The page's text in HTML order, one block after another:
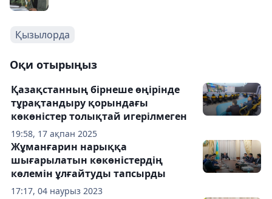
Қызылорда
Оқи отырыңыз
19:58, 17 ақпан 2025
Қазақстанның бірнеше өңірінде
тұрақтандыру қорындағы
көкөністер толықтай игерілмеген
17:17, 04 наурыз 2023
Жұманғарин нарыққа
шығарылатын көкөністердің
көлемін ұлғайтуды тапсырды